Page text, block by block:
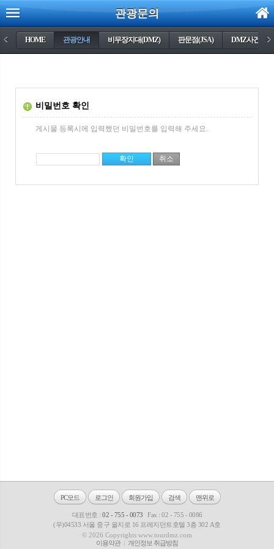
관광문의
< HOME 관광안내 비무장지대(DMZ) 판문점(JSA) DMZ사건들 >
비밀번호 확인
게시물 등록시에 입력했던 비밀번호를 입력해 주세요.
PC모드 로그인 회원가입 검색 맨위로
대표번호 : 02 - 755 - 0073
Fax : 02 - 755 - 0086
(우)04533 서울 중구 을지로 16 프레지던트호텔 3층 302 A호
© 2026 Copyrights www.tourdmz.com
이용약관
개인정보 취급방침